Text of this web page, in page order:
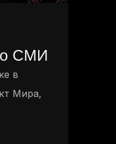
СМИ
в
Мира,